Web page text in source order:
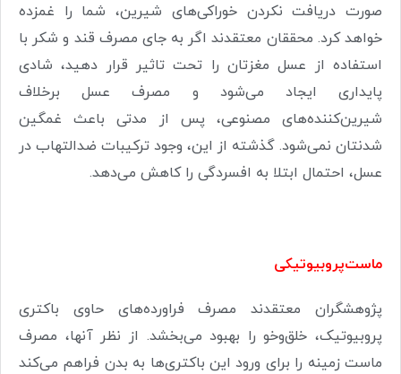
صورت دریافت نکردن خوراکی‌های شیرین، شما را غمزده
خواهد ‌کرد. محققان معتقدند اگر به جای مصرف قند و شکر با
استفاده از عسل مغزتان را تحت تاثیر قرار دهید، شادی
پایداری ایجاد می‌شود و مصرف عسل برخلاف
شیرین‌کننده‌های مصنوعی، پس از مدتی باعث غمگین
شدنتان نمی‌شود. گذشته از این، وجود ترکیبات ضدالتهاب در
عسل، احتمال ابتلا به افسردگی را کاهش می‌دهد.
ماست‌پروبیوتیکی
پژوهشگران معتقدند مصرف فراورده‌های حاوی باکتری
پروبیوتیک، خلق‌وخو را بهبود می‌بخشد. از نظر آنها، مصرف
ماست زمینه را برای ورود این باکتری‌ها به بدن فراهم می‌کند